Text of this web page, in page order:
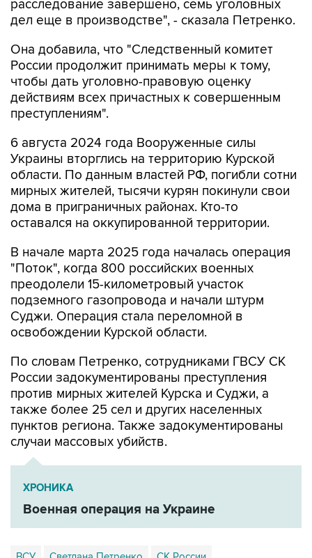
Она добавила, что "Cледственный комитет
чтобы дать уголовно-правовую оценку
действиям всех причастных к совершенным
преступлениям".
6 августа 2024 года Вооруженные силы
области. По данным властей РФ, погибли сотни
мирных жителей, тысячи курян покинули свои
дома в приграничных районах. Кто-то
оставался на оккупированной территории.
В начале марта 2025 года началась операция
преодолели 15-километровый участок
подземного газопровода и начали штурм
Суджи. Операция стала переломной в
освобождении Курской области.
По словам Петренко, сотрудниками ГВСУ СК
против мирных жителей Курска и Суджи, а
также более 25 сел и других населенных
пунктов региона. Также задокументированы
случаи массовых убийств.
ХРОНИКА
Военная операция на Украине
ВСУ Светлана Петренко СК России